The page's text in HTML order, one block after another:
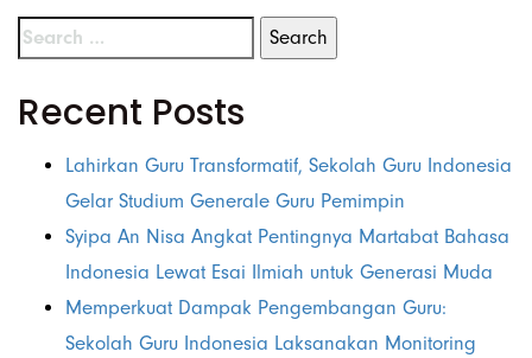
Recent Posts
Lahirkan Guru Transformatif, Sekolah Guru Indonesia
Gelar Studium Generale Guru Pemimpin
Syipa An Nisa Angkat Pentingnya Martabat Bahasa
Indonesia Lewat Esai Ilmiah untuk Generasi Muda
Memperkuat Dampak Pengembangan Guru:
Sekolah Guru Indonesia Laksanakan Monitoring